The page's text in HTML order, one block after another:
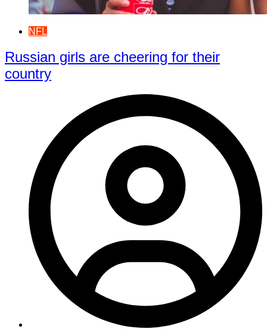
NFL
Russian girls are cheering for their
country